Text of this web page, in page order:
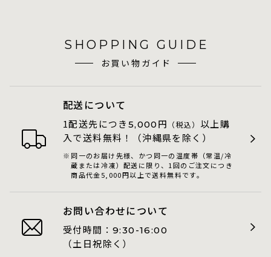
SHOPPING GUIDE
お買い物ガイド
配送について
1配送先につき 5,000 円 （税込） 以上購
入で送料無料！（沖縄県を除く）
同一のお届け先様、かつ同一の温度帯（常温/冷
蔵または冷凍）配送に限り、1回のご注文につき
商品代金5,000円以上で送料無料です。
お問い合わせについて
受付時間： 9:30-16:00
（土日祝除く）